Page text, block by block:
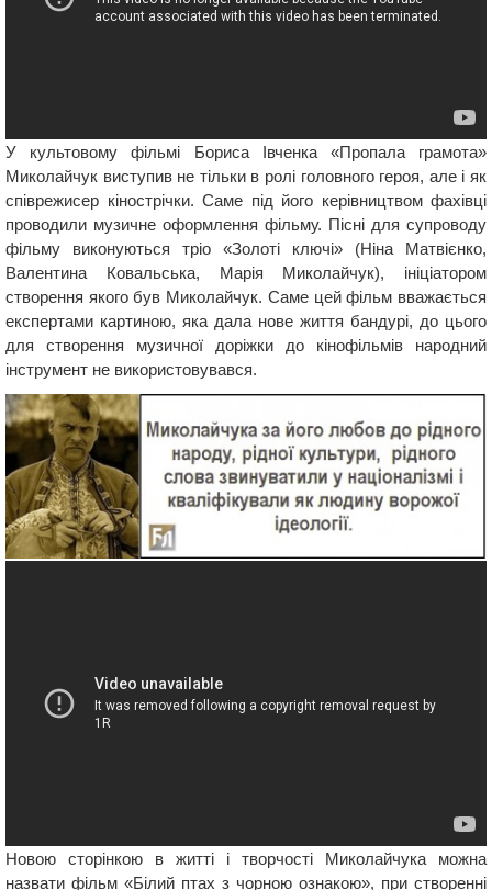
У культовому фільмі Бориса Івченка «Пропала грамота»
Миколайчук виступив не тільки в ролі головного героя, але і як
співрежисер кінострічки. Саме під його керівництвом фахівці
проводили музичне оформлення фільму. Пісні для супроводу
фільму виконуються тріо «Золоті ключі» (Ніна Матвієнко,
Валентина Ковальська, Марія Миколайчук), ініціатором
створення якого був Миколайчук. Саме цей фільм вважається
експертами картиною, яка дала нове життя бандурі, до цього
для створення музичної доріжки до кінофільмів народний
інструмент не використовувався.
Новою сторінкою в житті і творчості Миколайчука можна
назвати фільм «Білий птах з чорною ознакою», при створенні